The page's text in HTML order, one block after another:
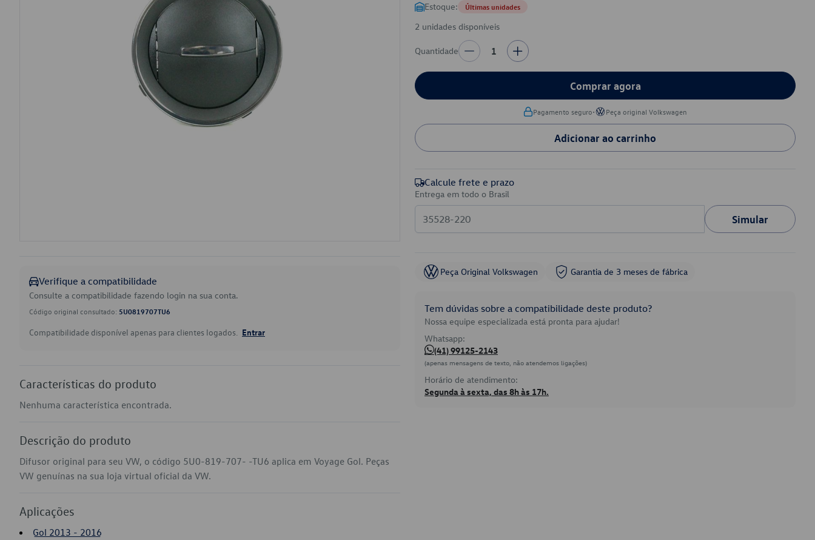
Verifique a compatibilidade
Consulte a compatibilidade fazendo login na sua conta.
Código original consultado: 5U0819707TU6
Compatibilidade disponível apenas para clientes logados. Entrar
Características do produto
Nenhuma característica encontrada.
Descrição do produto
Difusor original para seu VW, o código 5U0-819-707- -TU6 aplica em Voyage Gol. Peças
VW genuínas na sua loja virtual oficial da VW.
Aplicações
Gol 2013 - 2016
Estoque: Últimas unidades
2 unidades disponíveis
Quantidade 1
Comprar agora
Pagamento seguro• Peça original Volkswagen
Adicionar ao carrinho
Calcule frete e prazo
Entrega em todo o Brasil
Simular
Peça Original Volkswagen Garantia de 3 meses de fábrica
Tem dúvidas sobre a compatibilidade deste produto?
Nossa equipe especializada está pronta para ajudar!
Whatsapp:
(41) 99125-2143
(apenas mensagens de texto, não atendemos ligações)
Horário de atendimento:
Segunda à sexta, das 8h às 17h.